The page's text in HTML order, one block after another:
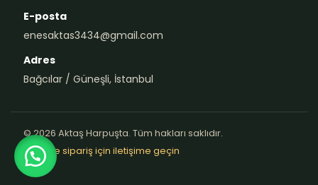
E-posta
enesaktas3434@gmail.com
Adres
Bağcılar / Güneşli, İstanbul
© 2026 Aktaş Harpuşta. Tüm hakları saklıdır.
Teklif ve sipariş için iletişime geçin